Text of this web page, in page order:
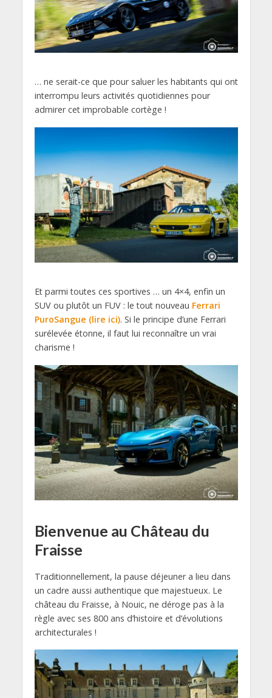
… ne serait-ce que pour saluer les habitants qui ont
interrompu leurs activités quotidiennes pour
admirer cet improbable cortège !
Et parmi toutes ces sportives … un 4×4, enfin un
SUV ou plutôt un FUV : le tout nouveau Ferrari
PuroSangue (lire ici). Si le principe d’une Ferrari
surélevée étonne, il faut lui reconnaître un vrai
charisme !
Bienvenue au Château du
Fraisse
Traditionnellement, la pause déjeuner a lieu dans
un cadre aussi authentique que majestueux. Le
château du Fraisse, à Nouic, ne déroge pas à la
règle avec ses 800 ans d’histoire et d’évolutions
architecturales !